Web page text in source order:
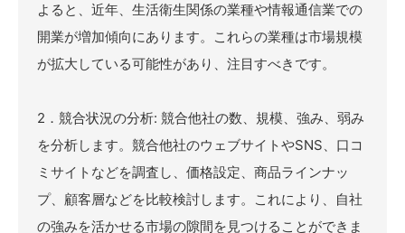
よると、近年、生活衛生関係の業種や情報通信業での
開業が増加傾向にあります。これらの業種は市場規模
が拡大している可能性があり、注目すべきです。
2．競合状況の分析: 競合他社の数、規模、強み、弱み
を分析します。競合他社のウェブサイトやSNS、口コ
ミサイトなどを調査し、価格設定、商品ラインナッ
プ、顧客層などを比較検討します。これにより、自社
の強みを活かせる市場の隙間を見つけることができま